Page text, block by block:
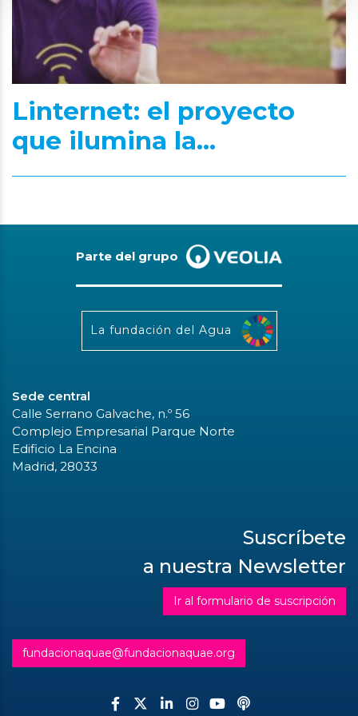
Linternet: el proyecto
que ilumina la...
Parte del grupo
La fundación del Agua
Sede central
Calle Serrano Galvache, n.º 56
Complejo Empresarial Parque Norte
Edificio La Encina
Madrid, 28033
Suscríbete
a nuestra Newsletter
Ir al formulario de suscripción
fundacionaquae@fundacionaquae.org